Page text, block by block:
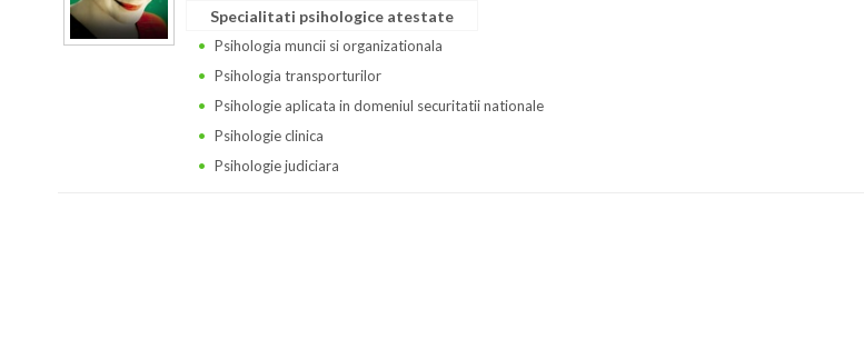
Specialitati psihologice atestate
Psihologia muncii si organizationala
Psihologia transporturilor
Psihologie aplicata in domeniul securitatii nationale
Psihologie clinica
Psihologie judiciara